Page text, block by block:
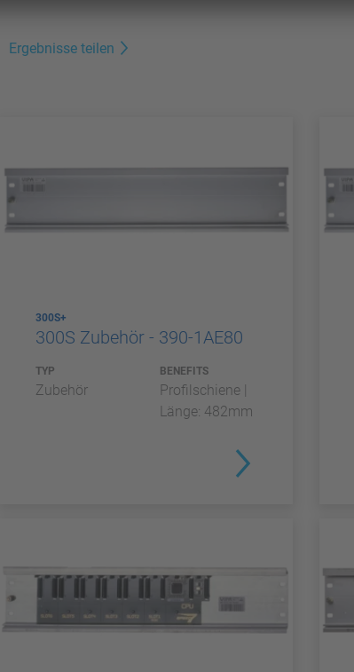
Ergebnisse teilen
300S+
300S Zubehör - 390-1AE80
TYP
Zubehör
BENEFITS
Profilschiene |
Länge: 482mm